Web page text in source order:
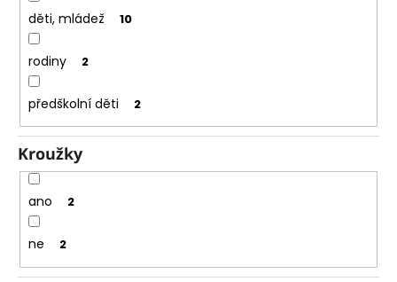
děti, mládež 10
rodiny 2
předškolní děti 2
Kroužky
ano 2
ne 2